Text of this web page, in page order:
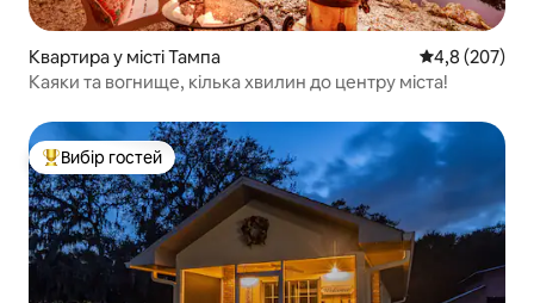
Квартира у місті Тампа Середня
4,8 (207)
Каяки та вогнище, кілька хвилин до центру міста!
Топ вибір гостей
Вибір гостей